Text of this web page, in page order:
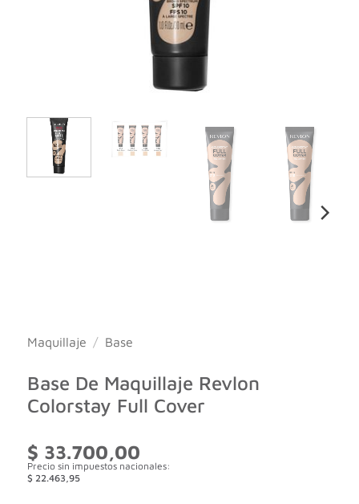
Maquillaje / Base
Base De Maquillaje Revlon
Colorstay Full Cover
$ 33.700,00
Precio sin impuestos nacionales:
$ 22.463,95